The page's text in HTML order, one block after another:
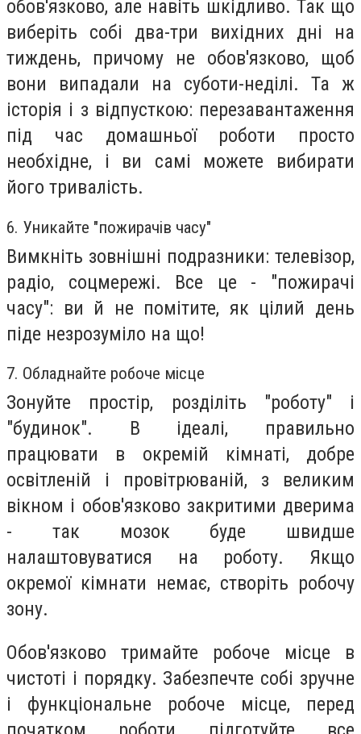
обов'язково, але навіть шкідливо. Так що
виберіть собі два-три вихідних дні на
тиждень, причому не обов'язково, щоб
вони випадали на суботи-неділі. Та ж
історія і з відпусткою: перезавантаження
під час домашньої роботи просто
необхідне, і ви самі можете вибирати
його тривалість.
6. Уникайте "пожирачів часу"
Вимкніть зовнішні подразники: телевізор,
радіо, соцмережі. Все це - "пожирачі
часу": ви й не помітите, як цілий день
піде незрозуміло на що!
7. Обладнайте робоче місце
Зонуйте простір, розділіть "роботу" і
"будинок". В ідеалі, правильно
працювати в окремій кімнаті, добре
освітленій і провітрюваній, з великим
вікном і обов'язково закритими дверима
- так мозок буде швидше
налаштовуватися на роботу. Якщо
окремої кімнати немає, створіть робочу
зону.
Обов'язково тримайте робоче місце в
чистоті і порядку. Забезпечте собі зручне
і функціональне робоче місце, перед